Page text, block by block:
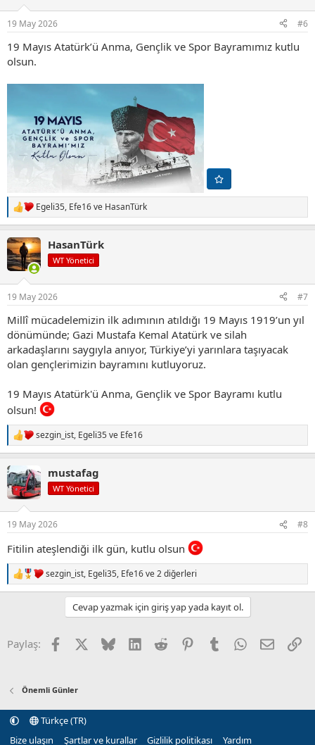
:
19 May 2026 #6
19 Mayıs Atatürk’ü Anma, Gençlik ve Spor Bayramımız kutlu
olsun.
T
e
k
i
l
:
Egeli35, Efe16ve HasanTürk
HasanTürk
WT Yönetici
19 May 2026 #7
Millî mücadelemizin ilk adımının atıldığı 19 Mayıs 1919’un yıl
dönümünde; Gazi Mustafa Kemal Atatürk ve silah
arkadaşlarını saygıyla anıyor, Türkiye’yi yarınlara taşıyacak
olan gençlerimizin bayramını kutluyoruz.
19 Mayıs Atatürk'ü Anma, Gençlik ve Spor Bayramı kutlu
olsun!
T
e
k
i
l
:
sezgin_ist, Egeli35ve Efe16
mustafag
WT Yönetici
19 May 2026 #8
Fitilin ateşlendiği ilk gün, kutlu olsun
T
e
e
sezgin_ist, Egeli35, Efe16ve 2 diğerleri
Cevap yazmak için giriş yap yada kayıt ol.
Paylaş: FacebookX (Twitter)
BlueskyLinkedInReddit PinterestTumblr WhatsApp
E-posta
Önemli Günler
Türkçe (TR)
Bize ulaşın
Şartlar ve kurallar Gizlilik politikası Yardım